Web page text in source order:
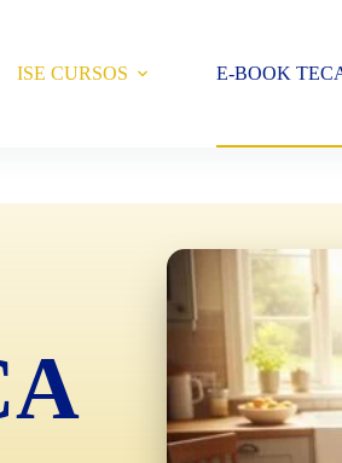
ISE CURSOS E-BOOK